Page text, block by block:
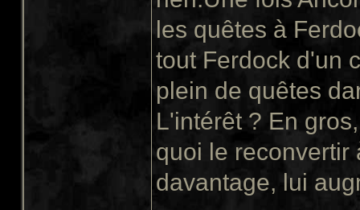
les quêtes à
tout Ferdock d'un
plein de quêtes
L'intérêt ? En
quoi le reconvertir
davantage, lui